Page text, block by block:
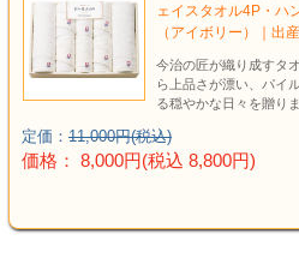
ェイスタオル4P・
（アイボリー）｜出
今治の匠が織り成すタ
ら上品さが漂い、パイ
る穏やかな日々を贈りま
定価： 11,000円(税込)
価格： 8,000円(税込 8,800円)